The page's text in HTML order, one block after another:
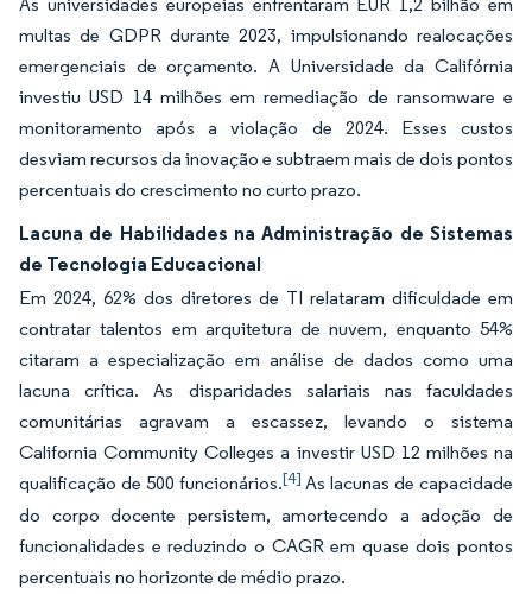
multas de GDPR durante 2023, impulsionando realocações
emergenciais de orçamento. A Universidade da Califórnia
investiu USD 14 milhões em remediação de ransomware e
monitoramento após a violação de 2024. Esses custos
desviam recursos da inovação e subtraem mais de dois pontos
percentuais do crescimento no curto prazo.
Lacuna de Habilidades na Administração de Sistemas
de Tecnologia Educacional
Em 2024, 62% dos diretores de TI relataram dificuldade em
contratar talentos em arquitetura de nuvem, enquanto 54%
citaram a especialização em análise de dados como uma
lacuna crítica. As disparidades salariais nas faculdades
comunitárias agravam a escassez, levando o sistema
California Community Colleges a investir USD 12 milhões na
qualificação de 500 funcionários.[4] As lacunas de capacidade
do corpo docente persistem, amortecendo a adoção de
funcionalidades e reduzindo o CAGR em quase dois pontos
percentuais no horizonte de médio prazo.